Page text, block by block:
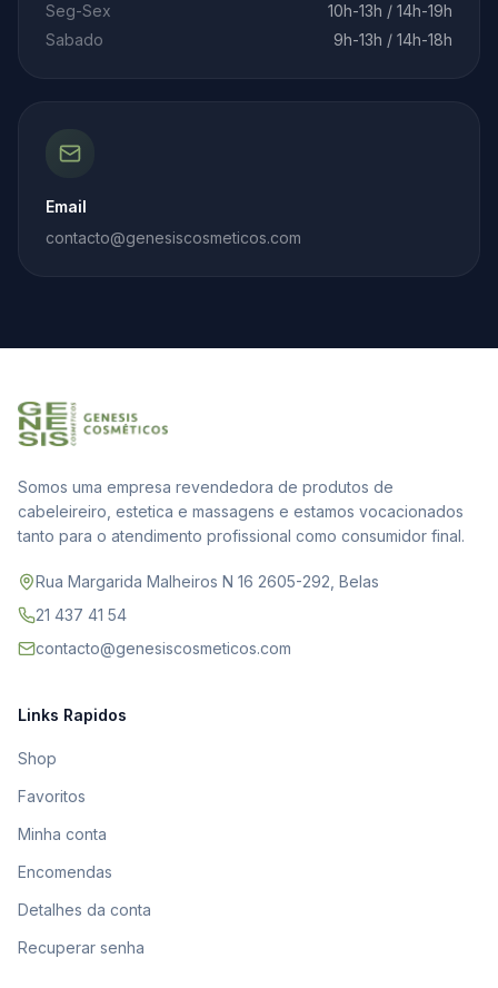
Seg-Sex
10h-13h / 14h-19h
Sabado
9h-13h / 14h-18h
Email
contacto@genesiscosmeticos.com
Somos uma empresa revendedora de produtos de
cabeleireiro, estetica e massagens e estamos vocacionados
tanto para o atendimento profissional como consumidor final.
Rua Margarida Malheiros N 16 2605-292, Belas
21 437 41 54
contacto@genesiscosmeticos.com
Links Rapidos
Shop
Favoritos
Minha conta
Encomendas
Detalhes da conta
Recuperar senha